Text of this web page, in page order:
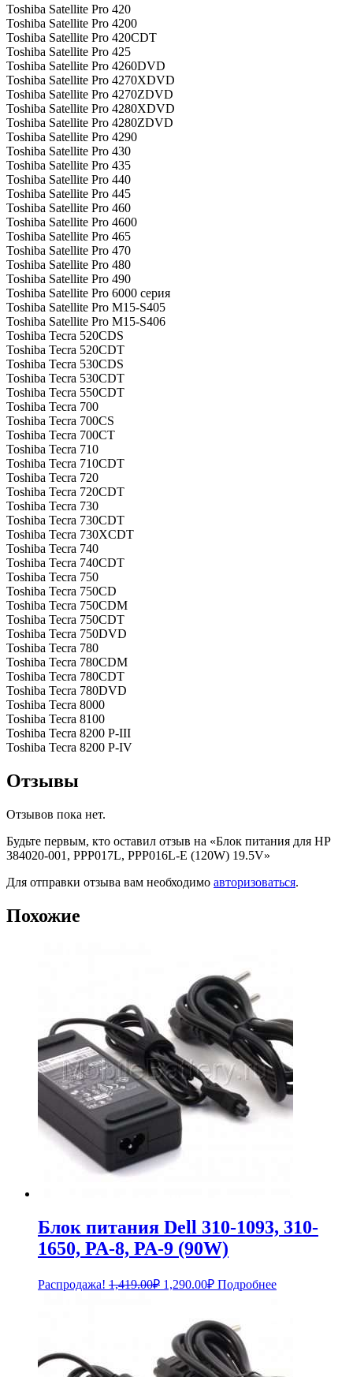
Toshiba Satellite Pro 420
Toshiba Satellite Pro 4200
Toshiba Satellite Pro 420CDT
Toshiba Satellite Pro 425
Toshiba Satellite Pro 4260DVD
Toshiba Satellite Pro 4270XDVD
Toshiba Satellite Pro 4270ZDVD
Toshiba Satellite Pro 4280XDVD
Toshiba Satellite Pro 4280ZDVD
Toshiba Satellite Pro 4290
Toshiba Satellite Pro 430
Toshiba Satellite Pro 435
Toshiba Satellite Pro 440
Toshiba Satellite Pro 445
Toshiba Satellite Pro 460
Toshiba Satellite Pro 4600
Toshiba Satellite Pro 465
Toshiba Satellite Pro 470
Toshiba Satellite Pro 480
Toshiba Satellite Pro 490
Toshiba Satellite Pro 6000 серия
Toshiba Satellite Pro M15-S405
Toshiba Satellite Pro M15-S406
Toshiba Tecra 520CDS
Toshiba Tecra 520CDT
Toshiba Tecra 530CDS
Toshiba Tecra 530CDT
Toshiba Tecra 550CDT
Toshiba Tecra 700
Toshiba Tecra 700CS
Toshiba Tecra 700CT
Toshiba Tecra 710
Toshiba Tecra 710CDT
Toshiba Tecra 720
Toshiba Tecra 720CDT
Toshiba Tecra 730
Toshiba Tecra 730CDT
Toshiba Tecra 730XCDT
Toshiba Tecra 740
Toshiba Tecra 740CDT
Toshiba Tecra 750
Toshiba Tecra 750CD
Toshiba Tecra 750CDM
Toshiba Tecra 750CDT
Toshiba Tecra 750DVD
Toshiba Tecra 780
Toshiba Tecra 780CDM
Toshiba Tecra 780CDT
Toshiba Tecra 780DVD
Toshiba Tecra 8000
Toshiba Tecra 8100
Toshiba Tecra 8200 P-III
Toshiba Tecra 8200 P-IV
Отзывы
Отзывов пока нет.
Будьте первым, кто оставил отзыв на «Блок питания для HP
384020-001, PPP017L, PPP016L-E (120W) 19.5V»
Для отправки отзыва вам необходимо авторизоваться.
Похожие
Блок питания Dell 310-1093, 310-
1650, PA-8, PA-9 (90W)
Распродажа! 1,419.00₽ Первоначальная
1,419.00₽.
1,290.00₽Текущая
цена:
Подробнее